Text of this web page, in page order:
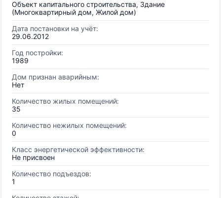
Объект капитального строительства, Здание
(Многоквартирный дом, Жилой дом)
Дата постановки на учёт:
29.06.2012
Год постройки:
1989
Дом признан аварийным:
Нет
Количество жилых помещений:
35
Количество нежилых помещений:
0
Класс энергетической эффективности:
Не присвоен
Количество подъездов:
1